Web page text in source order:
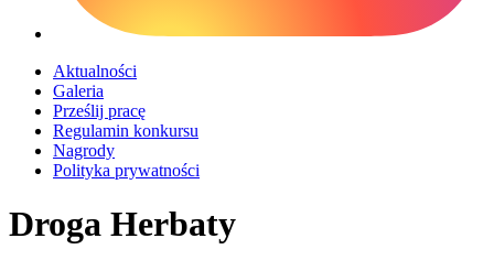
Aktualności
Galeria
Prześlij pracę
Regulamin konkursu
Nagrody
Polityka prywatności
Droga Herbaty